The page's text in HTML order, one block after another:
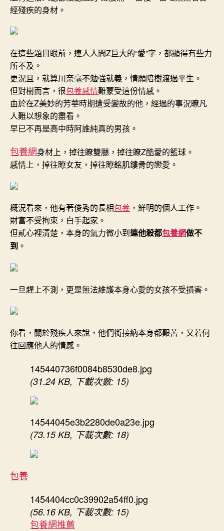
經殘疾的身材。
在這些題目眼前，連人人間Z巨大的“愛”字，都顯得有些力
所不及。
更況且，就算川奈毫不勉強就義，情願陪樹渡過平生。
但對樹而言，很包養感情難蒙受這份情感。
由於在Z美妙的芳華時期遭受變故的他，經過的事況瞭凡
人難以想象的盡看。
早已不再是高中時阿誰純真的男孩。
包養網身材上，掉往瞭雙腿，掉往瞭Z酷愛的籃球。
感情上，掉往瞭女友，掉往瞭銘肌鏤骨的戀愛。
概況看來，他有著俊秀的長相包養 ，鮮明的個人工作。
財富不受拘束，白手起家。
但貳心裡清楚，本身的氣力微小到連他殺都包養網做不
到 。
一旦趕上不測，更是無法維護本身心愛的女孩不受損害。
你看，關於殘疾人來說，他們銜接納本身都艱苦，又若何
往回應他人的情感。
145440736f0084b8530de8.jpg
(31.24 KB, 下載次數: 15)
14544045e3b2280de0a23e.jpg
(73.15 KB, 下載次數: 18)
包養
1454404cc0c39902a54ff0.jpg
(56.16 KB, 下載次數: 15)
包養網推薦